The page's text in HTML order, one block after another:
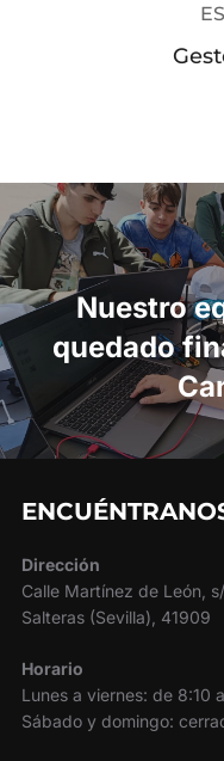
Navegación
de
entradas
Nuestro
quedado
Dirección
Calle Martínez de León,
Salteras (Sevilla), 41909
Horario
Lunes a viernes: de 8:10
Sábado y domingo: